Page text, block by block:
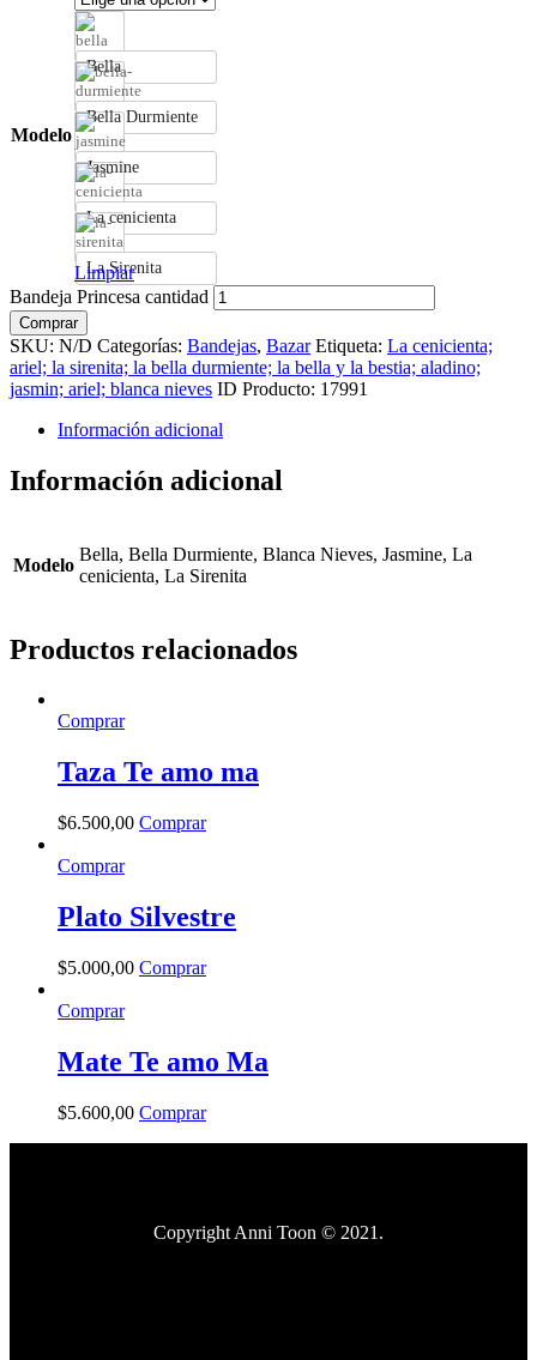
Modelo
Bella
Bella Durmiente
Jasmine
La cenicienta
La Sirenita
Limpiar
Bandeja Princesa cantidad
Comprar
SKU: N/D Categorías: Bandejas, Bazar Etiqueta: La cenicienta;
ariel; la sirenita; la bella durmiente; la bella y la bestia; aladino;
jasmin; ariel; blanca nieves ID Producto: 17991
Información adicional
Información adicional
Modelo
Bella, Bella Durmiente, Blanca Nieves, Jasmine, La
cenicienta, La Sirenita
Productos relacionados
Comprar
Taza Te amo ma
$6.500,00 Comprar
Comprar
Plato Silvestre
$5.000,00 Comprar
Comprar
Mate Te amo Ma
$5.600,00 Comprar
Copyright Anni Toon © 2021.